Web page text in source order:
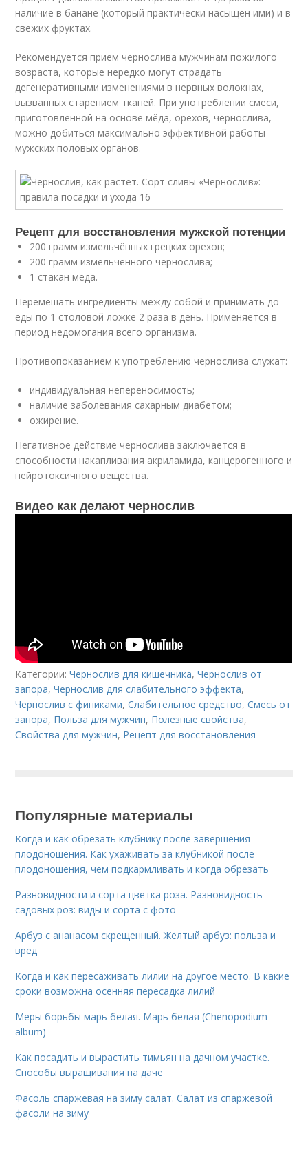
наличие в банане (который практически насыщен ими) и в
свежих фруктах.
Рекомендуется приём чернослива мужчинам пожилого
возраста, которые нередко могут страдать
дегенеративными изменениями в нервных волокнах,
вызванных старением тканей. При употреблении смеси,
приготовленной на основе мёда, орехов, чернослива,
можно добиться максимально эффективной работы
мужских половых органов.
Рецепт для восстановления мужской потенции
200 грамм измельчённых грецких орехов;
200 грамм измельчённого чернослива;
1 стакан мёда.
Перемешать ингредиенты между собой и принимать до
еды по 1 столовой ложке 2 раза в день. Применяется в
период недомогания всего организма.
Противопоказанием к употреблению чернослива служат:
индивидуальная непереносимость;
наличие заболевания сахарным диабетом;
ожирение.
Негативное действие чернослива заключается в
способности накапливания акриламида, канцерогенного и
нейротоксичного вещества.
Видео как делают чернослив
Категории:Чернослив для кишечника,Чернослив от
запора,Чернослив для слабительного эффекта,
Чернослив с финиками,Слабительное средство,Смесь от
запора, Польза для мужчин, Полезные свойства,
Свойства для мужчин, Рецепт для восстановления
Популярные материалы
Когда и как обрезать клубнику после завершения
плодоношения. Как ухаживать за клубникой после
плодоношения, чем подкармливать и когда обрезать
Разновидности и сорта цветка роза. Разновидность
садовых роз: виды и сорта с фото
Арбуз с ананасом скрещенный. Жёлтый арбуз: польза и
вред
Когда и как пересаживать лилии на другое место. В какие
сроки возможна осенняя пересадка лилий
Меры борьбы марь белая. Марь белая (Chenopodium
album)
Как посадить и вырастить тимьян на дачном участке.
Способы выращивания на даче
Фасоль спаржевая на зиму салат. Салат из спаржевой
фасоли на зиму